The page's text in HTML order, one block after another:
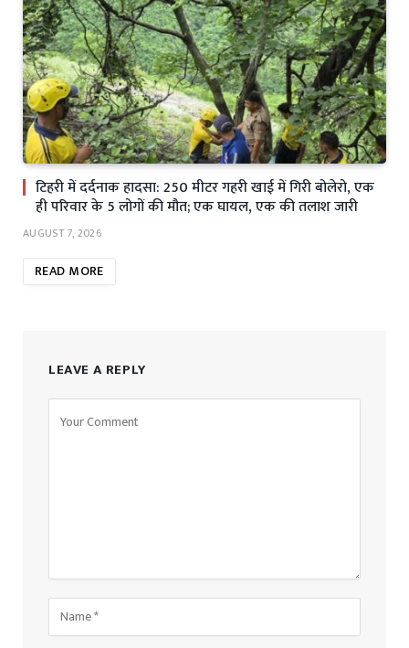
टिहरी में दर्दनाक हादसा: 250 मीटर गहरी खाई में गिरी बोलेरो, एक
ही परिवार के 5 लोगों की मौत; एक घायल, एक की तलाश जारी
AUGUST 7, 2026
READ MORE
LEAVE A REPLY